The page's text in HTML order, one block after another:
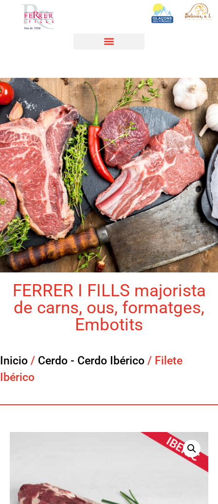
FERRER I FILLS majorista
de carns, ous, formatges,
Embotits
Inicio / Cerdo - Cerdo Ibérico / Filete
Ibérico